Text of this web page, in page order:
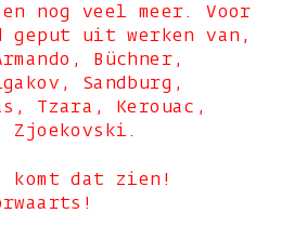
nog veel meer. Voor
geput uit werken van,
Büchner,
Sandburg,
Tzara, Kerouac,
Zjoekovski.
komt dat zien!